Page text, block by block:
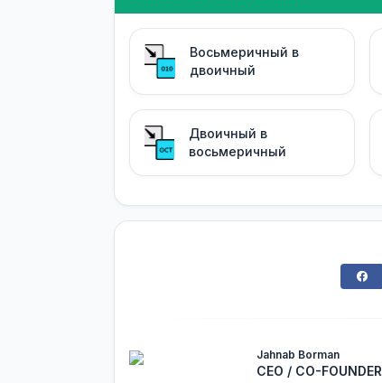
Восьмеричный в
двоичный
Двоичный в
восьмеричный
Jahnab Borman
CEO / CO-FOUNDER